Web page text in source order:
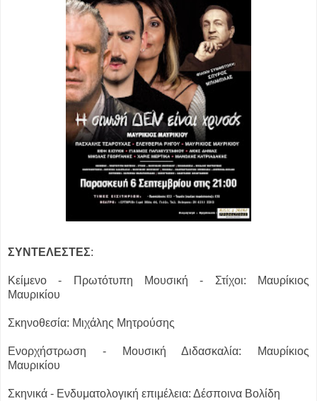
ΣΥΝΤΕΛΕΣΤΕΣ:
Κείμενο - Πρωτότυπη Μουσική - Στίχοι: Μαυρίκιος
Μαυρικίου
Σκηνοθεσία: Μιχάλης Μητρούσης
Ενορχήστρωση - Μουσική Διδασκαλία: Μαυρίκιος
Μαυρικίου
Σκηνικά - Ενδυματολογική επιμέλεια: Δέσποινα Βολίδη